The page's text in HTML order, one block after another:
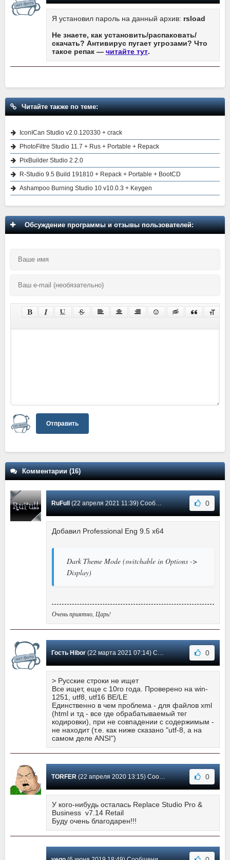
Я установил пароль на данный архив: rsload
Не знаете, как установить/распаковать/
скачать? Антивирус пугает угрозами? Что
такое репак — читайте тут.
Читайте также по теме:
IconICan Studio v2.0.120330 + crack
PhotoFiltre Studio 11.7 + Rus + Portable + Repack
PixBuilder Studio 2.2.0
R-Studio 9.5 Build 191810 + Repack + Portable + BootCD
Ashampoo Burning Studio 10 v10.0.3 + Keygen
Обсуждение программы и отзывы пользователей:
Отправить
Комментарии (16)
RuFull (22 апреля 2021 11:39) Сообщение #16 0
Добавил Professional Eng 9.5 x64
Dark Theme Mode (switchable in Options ->
Display)
Очень приятно, Царь!
Гость Hibor(22 марта 2021 07:14) Сообщение #15 0
> Русские строки не ищет
Все ищет, еще с 10го года. Проверено на win-
1251, utf8, utf16 BE/LE
Единственно в чем проблема - для файлов xml
(html и тд - все где обрабатываемый тег
кодировки), при не совпадении с содержимым -
не находит (т.е. как ниже сказано "utf-8, а на
самом деле ANSI")
TORFER(22 апреля 2020 13:15) Сообщение #14 0
У кого-нибудь осталась Replace Studio Pro &
Business v7.14 Retail
Буду очень благодарен!!!